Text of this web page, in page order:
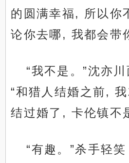
的圆满幸福, 所以你
论你去哪, 我都会带
“我不是。”沈亦川
“和猎人结婚之前,
结过婚了, 卡伦镇不
“有趣。”杀手轻